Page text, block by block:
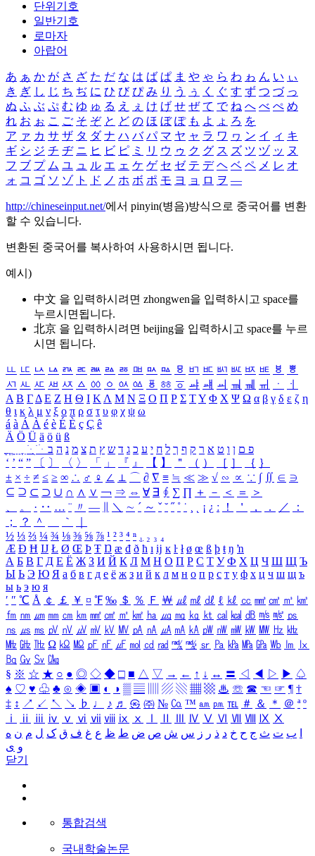
단위기호
일반기호
로마자
아랍어
あ ぁ か が さ ざ た だ な は ば ぱ ま や ゃ ら わ ゎ ん い ぃ
き ぎ し じ ち ぢ に ひ び ぴ み り う ぅ く ぐ す ず つ づ っ
ぬ ふ ぶ ぷ む ゆ ゅ る え ぇ け げ せ ぜ て で ね へ べ ぺ め
れ お ぉ こ ご そ ぞ と ど の ほ ぼ ぽ も よ ょ ろ を
ア ァ カ サ ザ タ ダ ナ ハ バ パ マ ヤ ャ ラ ワ ヮ ン イ ィ キ
ギ シ ジ チ ヂ ニ ヒ ビ ピ ミ リ ウ ゥ ク グ ス ズ ツ ヅ ッ ヌ
フ ブ プ ム ユ ュ ル エ ェ ケ ゲ セ ゼ テ デ ヘ ベ ペ メ レ オ
ォ コ ゴ ソ ゾ ト ド ノ ホ ボ ポ モ ヨ ョ ロ ヲ ―
http://chineseinput.net/에서 pinyin(병음)방식으로 중국어를 변환
할 수 있습니다.
변환된 중국어를 복사하여 사용하시면 됩니다.
예시)
中文 을 입력하시려면 zhongwen을 입력하시고 space를
누르시면됩니다.
北京 을 입력하시려면 beijing을 입력하시고 space를 누르
시면 됩니다.
ㅥ ㅦ ㅧ ㅨ ㅩ ㅪ ㅫ ㅬ ㅭ ㅮ ㅯ ㅰ ㅱ ㅲ ㅳ ㅴ ㅵ ㅶ ㅷ ㅸ
ㅹ
ㅺ ㅻ ㅼ ㅽ ㅾ ㅿ ㆀ ㆁ ㆂ ㆃ ㆄ ㆅ ㆆ ㆇ ㆈ ㆉ ㆊ ㆋ ㆌ ㆍ
ㆎ
Α Β ΓΔ Ε Ζ Η Θ Ι ΚΛ Μ Ν Ξ Ο Π Ρ Σ ΤΥ Φ Χ Ψ Ω α β γ δ ε ζ η
θ ι κ λ μ ν ξ ο π ρ σ τ υ φ χ ψ ω
á à Á À é è É È ç Ç ê
Ä Ö Ü ä ö ü ß
ִֶֹ ֻּ ׁׂ פ ם ן ו ט א ר ק ף ך ל ח י ע כ ג ד ש ץ ת צ מ נ ה ב
‘ ’ “ ” 〔 〕 〈 〉 「 」 『 』 【 】 ＂ （ ） ［ ］ ｛ ｝
± × ÷ ≠ ≤ ≥ ∞ ∴ ♂ ♀ ∠ ⊥ ⌒ ∂ ∇ ≡ ≒ ≪ ≫ √ ∽ ∝ ∵ ∫ ∬ ∈ ∋
⊆ ⊇ ⊂ ⊃ ∪ ∩ ∧ ∨ ￢ ⇒ ⇔ ∀ ∃ ∮ ∑ ∏ ＋ － ＜ ＝
＞
、
。 · ‥ … ¨ 〃 ― ＼ ∼ ´ ～ ˇ ˘ ˝ ˚ ˙ ¸ ¡ ¿ ː ！ ＇ ， ． ／
：
；
？ ＾ ｀
½ ⅓ ⅔ ¼ ¾ ⅛ ⅜ ⅝ ⅞ ¹ ² ³ ⁴ ⁿ ₁ ₂ ₃ ₄
Æ Ð Ħ Ĳ Ł Ø Œ Þ Ŧ Ŋ æ đ ð ħ ı ĳ ĸ ŀ ł ø œ ß þ ŧ ŋ ŉ
А Б В Г Д Е Ё Ж З И Й К Л М Н О П Р С Т У Ф Х Ц Ч Ш Щ Ъ
Ы Ь Э Ю Я а б в г д е ё ж з и й к л м н о п р с т у ф х ц ч ш щ ъ
ы ь э ю я
′ ″ ℃ Å ￠ ￡ ￥ ¤ ℉ ‰ ＄ ％ Ｆ ￦ ㎕ ㎖ ㎗ ℓ ㎘ ㏄ ㎣ ㎤ ㎥ ㎦
㎙ ㎚ ㎛ ㎜ ㎝ ㎞ ㎟ ㎠ ㎡ ㎢ ㏊ ㎍ ㎎ ㎏ ㏏ ㎈ ㎉ ㏈ ㎧ ㎨ ㎰
㎱ ㎲ ㎳ ㎴ ㎵ ㎶ ㎷ ㎸ ㎹ ㎀ ㎁ ㎂ ㎃ ㎄ ㎺ ㎻ ㎽ ㎾ ㎿ ㎐ ㎑
㎒ ㎓ ㎔ Ω ㏀ ㏁ ㎊ ㎋ ㎌ ㏖ ㏅ ㎭ ㎮ ㎯ ㏛ ㎩ ㎪ ㎫ ㎬ ㏝ ㏐
㏓
㏃ ㏉ ㏜ ㏆
§ ※ ☆ ★ ○ ● ◎ ◇ ◆ □ ■ △ ▽ → ← ↑ ↓ ↔ 〓 ◁ ◀ ▷ ▶ ♤
♠ ♡ ♥ ♧ ♣ ⊙ ◈ ▣ ◐ ◑ ▒ ▤ ▨ ▧ ▦ ▩ ♨ ☏ ☎ ☜ ☞ ¶ †
‡ ↕ ↗ ↙ ↖ ↘ ♭ ♩ ♪ ♬ ㉿ ㈜ № ㏇ ™ ㏂ ㏘ ℡ ＃ ＆ ＊ ＠ ª º
ⅰ
ⅱ ⅲ ⅳ ⅴ ⅵ ⅶ ⅷ ⅸ ⅹ Ⅳ Ⅴ Ⅵ Ⅶ Ⅷ Ⅸ Ⅹ
ب ت ث ج ح خ د ذ ر ز س ش ص ض ط ظ ع غ ف ق ک ل م ن ه
و ی
닫기
통합검색
국내학술논문